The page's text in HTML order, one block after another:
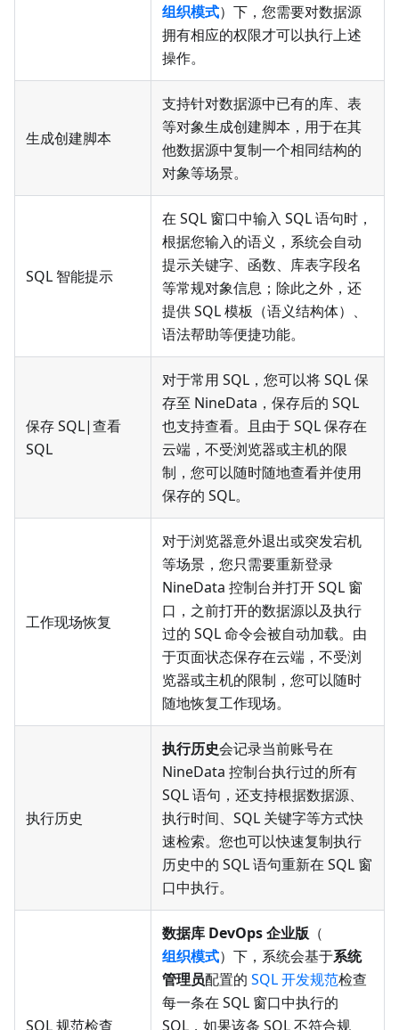
组织模式）下，您需要对数据源
拥有相应的权限才可以执行上述
操作。
生成创建脚本
支持针对数据源中已有的库、表
等对象生成创建脚本，用于在其
他数据源中复制一个相同结构的
对象等场景。
SQL 智能提示
在 SQL 窗口中输入 SQL 语句时，
根据您输入的语义，系统会自动
提示关键字、函数、库表字段名
等常规对象信息；除此之外，还
提供 SQL 模板（语义结构体）、
语法帮助等便捷功能。
保存 SQL|查看
SQL
对于常用 SQL，您可以将 SQL 保
存至 NineData，保存后的 SQL
也支持查看。且由于 SQL 保存在
云端，不受浏览器或主机的限
制，您可以随时随地查看并使用
保存的 SQL。
工作现场恢复
对于浏览器意外退出或突发宕机
等场景，您只需要重新登录
NineData 控制台并打开 SQL 窗
口，之前打开的数据源以及执行
过的 SQL 命令会被自动加载。由
于页面状态保存在云端，不受浏
览器或主机的限制，您可以随时
随地恢复工作现场。
执行历史
执行历史会记录当前账号在
NineData 控制台执行过的所有
SQL 语句，还支持根据数据源、
执行时间、SQL 关键字等方式快
速检索。您也可以快速复制执行
历史中的 SQL 语句重新在 SQL 窗
口中执行。
SQL 规范检查
数据库 DevOps 企业版 （
组织模式）下，系统会基于系统
管理员配置的 SQL 开发规范检查
每一条在 SQL 窗口中执行的
SQL，如果该条 SQL 不符合规